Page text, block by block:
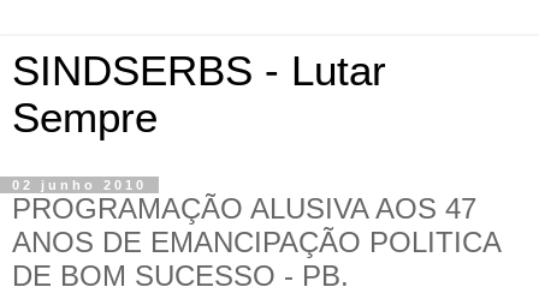
SINDSERBS - Lutar
Sempre
02 junho 2010
PROGRAMAÇÃO ALUSIVA AOS 47
ANOS DE EMANCIPAÇÃO POLITICA
DE BOM SUCESSO - PB.